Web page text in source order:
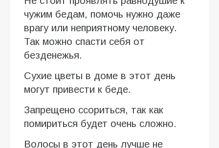
чужим бедам, помочь нужно даже
врагу или неприятному человеку.
Так можно спасти себя от
безденежья.
Сухие цветы в доме в этот день
могут привести к беде.
Запрещено ссориться, так как
помириться будет очень сложно.
Волосы в этот день лучше не